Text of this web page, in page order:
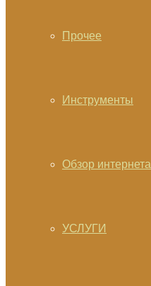
Прочее
Инструменты
Обзор интернета
УСЛУГИ